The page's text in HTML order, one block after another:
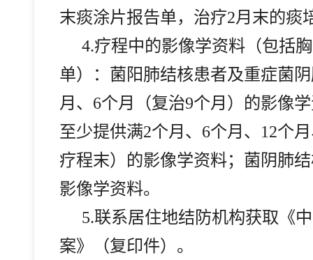
末痰涂片报告单，治疗2月末的痰
4.疗程中的影像学资料（包括
单）：菌阳肺结核患者及重症菌
月、6个月（复治9个月）的影像
至少提供满2个月、6个月、12个
疗程末）的影像学资料；菌阴肺
影像学资料。
5.联系居住地结防机构获取《
案》（复印件）。